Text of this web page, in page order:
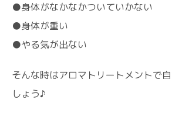
●身体がなかなかついていかない
●身体が重い
●やる気が出ない
そんな時はアロマトリートメントで
しょう♪